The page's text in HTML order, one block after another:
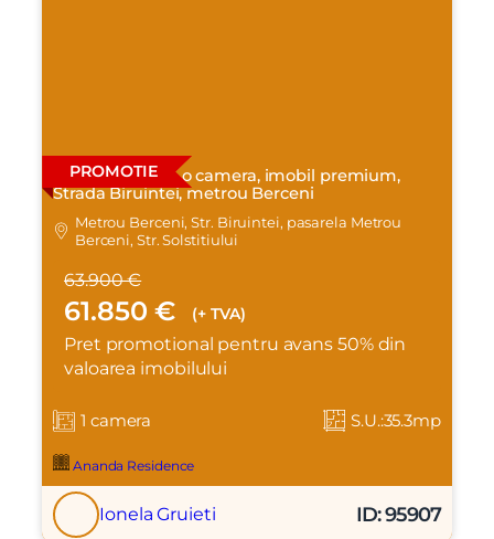
PROMOTIE
Apartament cu o camera, imobil premium,
Strada Biruintei, metrou Berceni
Metrou Berceni, Str. Biruintei, pasarela Metrou
Berceni, Str. Solstitiului
63.900 €
61.850 € (+ TVA)
Pret promotional pentru avans 50% din
valoarea imobilului
1 camera S.U.:35.3mp
Ananda Residence
Ionela Gruieti ID: 95907